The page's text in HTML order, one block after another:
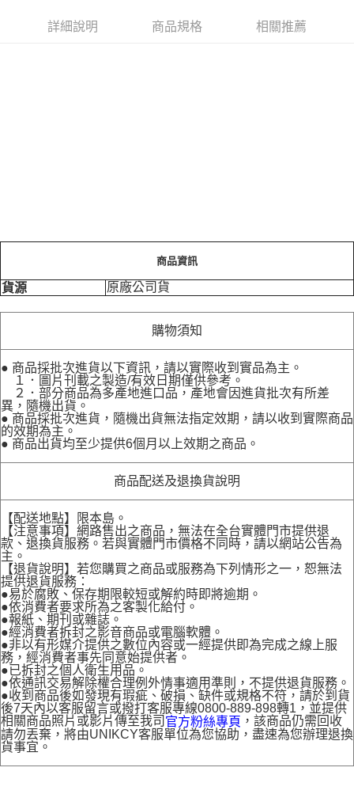
每筆NT$70，滿NT$499(含以上)免運費
詳細說明 商品規格 相關推薦
商品資訊
貨源 原廠公司貨
購物須知
● 商品採批次進貨以下資訊，請以實際收到實品為主。
１．圖片刊載之製造/有效日期僅供參考。
２．部分商品為多產地進口品，產地會因進貨批次有所差
異，隨機出貨。
● 商品採批次進貨，隨機出貨無法指定效期，請以收到實際商品
的效期為主。
● 商品出貨均至少提供6個月以上效期之商品。
商品配送及退換貨說明
【配送地點】限本島。
【注意事項】網路售出之商品，無法在全台實體門市提供退
款、退換貨服務。若與實體門市價格不同時，請以網站公告為
主。
【退貨說明】若您購買之商品或服務為下列情形之一，恕無法
提供退貨服務：
●易於腐敗、保存期限較短或解約時即將逾期。
●依消費者要求所為之客製化給付。
●報紙、期刊或雜誌。
●經消費者拆封之影音商品或電腦軟體。
●非以有形媒介提供之數位內容或一經提供即為完成之線上服
務，經消費者事先同意始提供者。
●已拆封之個人衛生用品。
●依通訊交易解除權合理例外情事適用準則，不提供退貨服務。
●收到商品後如發現有瑕疵、破損、缺件或規格不符，請於到貨
後7天內以客服留言或撥打客服專線0800-889-898轉1，並提供
相關商品照片或影片傳至我司 官方粉絲專頁 ，該商品仍需回收
請勿丟棄，將由UNIKCY客服單位為您協助，盡速為您辦理退換
貨事宜。